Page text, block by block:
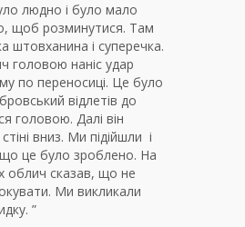
людно і було мало
щоб розминутися. Там
штовханина і суперечка.
головою наніс удар
по переносиці. Це було
відлетів до
головою. Далі він
вниз. Ми підійшли і
це було зроблено. На
облич сказав, що не
Ми викликали
”